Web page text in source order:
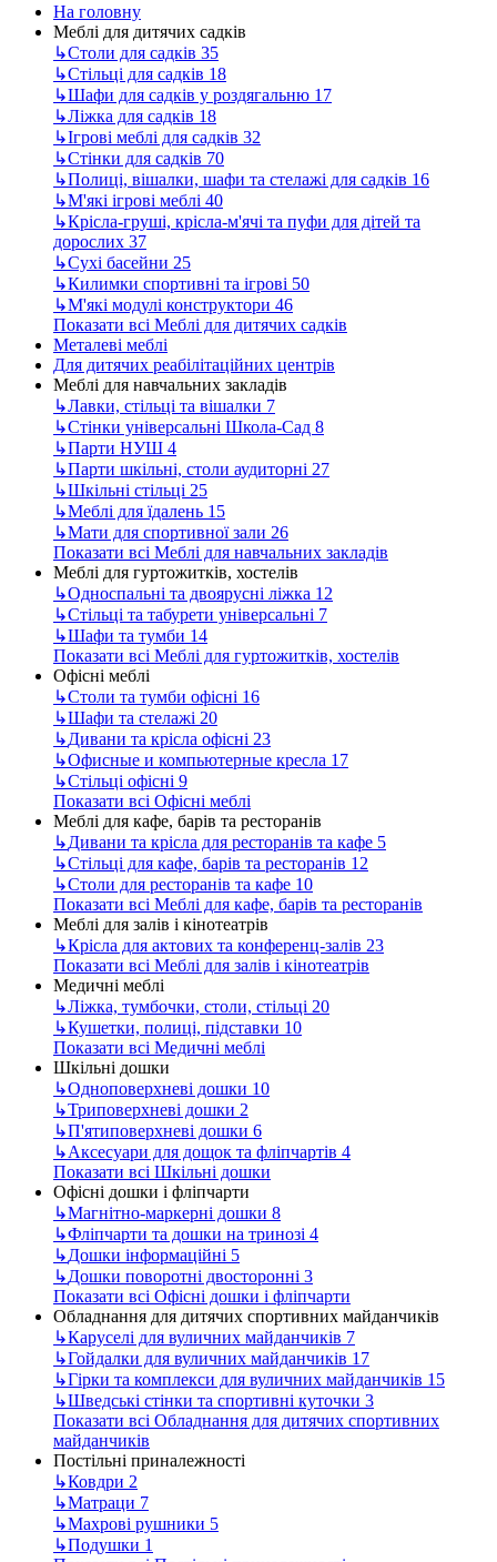
На головну
Меблі для дитячих садків
↳Столи для садків 35
↳Стільці для садків 18
↳Шафи для садків у роздягальню 17
↳Ліжка для садків 18
↳Ігрові меблі для садків 32
↳Стінки для садків 70
↳Полиці, вішалки, шафи та стелажі для садків 16
↳М'які ігрові меблі 40
↳Крісла-груші, крісла-м'ячі та пуфи для дітей та
дорослих 37
↳Сухі басейни 25
↳Килимки спортивні та ігрові 50
↳М'які модулі конструктори 46
Показати всі Меблі для дитячих садків
Металеві меблі
Для дитячих реабілітаційних центрів
Меблі для навчальних закладів
↳Лавки, стільці та вішалки 7
↳Стінки універсальні Школа-Сад 8
↳Парти НУШ 4
↳Парти шкільні, столи аудиторні 27
↳Шкільні стільці 25
↳Меблі для їдалень 15
↳Мати для спортивної зали 26
Показати всі Меблі для навчальних закладів
Меблі для гуртожитків, хостелів
↳Односпальні та двоярусні ліжка 12
↳Стільці та табурети універсальні 7
↳Шафи та тумби 14
Показати всі Меблі для гуртожитків, хостелів
Офісні меблі
↳Столи та тумби офісні 16
↳Шафи та стелажі 20
↳Дивани та крісла офісні 23
↳Офисные и компьютерные кресла 17
↳Стільці офісні 9
Показати всі Офісні меблі
Меблі для кафе, барів та ресторанів
↳Дивани та крісла для ресторанів та кафе 5
↳Стільці для кафе, барів та ресторанів 12
↳Столи для ресторанів та кафе 10
Показати всі Меблі для кафе, барів та ресторанів
Меблі для залів і кінотеатрів
↳Крісла для актових та конференц-залів 23
Показати всі Меблі для залів і кінотеатрів
Медичні меблі
↳Ліжка, тумбочки, столи, стільці 20
↳Кушетки, полиці, підставки 10
Показати всі Медичні меблі
Шкільні дошки
↳Одноповерхневі дошки 10
↳Триповерхневі дошки 2
↳П'ятиповерхневі дошки 6
↳Аксесуари для дощок та фліпчартів 4
Показати всі Шкільні дошки
Офісні дошки і фліпчарти
↳Магнітно-маркерні дошки 8
↳Фліпчарти та дошки на тринозі 4
↳Дошки інформаційні 5
↳Дошки поворотні двосторонні 3
Показати всі Офісні дошки і фліпчарти
Обладнання для дитячих спортивних майданчиків
↳Каруселі для вуличних майданчиків 7
↳Гойдалки для вуличних майданчиків 17
↳Гірки та комплекси для вуличних майданчиків 15
↳Шведські стінки та спортивні куточки 3
Показати всі Обладнання для дитячих спортивних
майданчиків
Постільні приналежності
↳Ковдри 2
↳Матраци 7
↳Махрові рушники 5
↳Подушки 1